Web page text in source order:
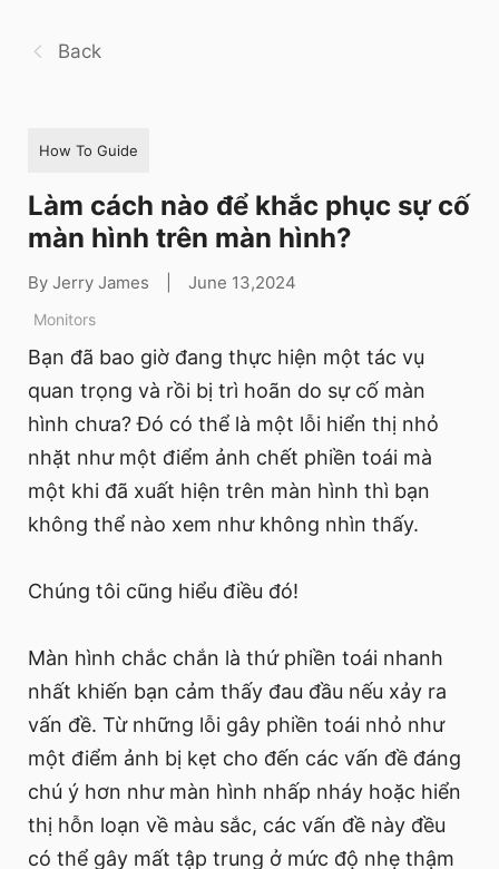
Back
How To Guide
Làm cách nào để khắc phục sự cố
màn hình trên màn hình?
By Jerry James June 13,2024
Monitors
Bạn đã bao giờ đang thực hiện một tác vụ
quan trọng và rồi bị trì hoãn do sự cố màn
hình chưa? Đó có thể là một lỗi hiển thị nhỏ
nhặt như một điểm ảnh chết phiền toái mà
một khi đã xuất hiện trên màn hình thì bạn
không thể nào xem như không nhìn thấy.
Chúng tôi cũng hiểu điều đó!
Màn hình chắc chắn là thứ phiền toái nhanh
nhất khiến bạn cảm thấy đau đầu nếu xảy ra
vấn đề. Từ những lỗi gây phiền toái nhỏ như
một điểm ảnh bị kẹt cho đến các vấn đề đáng
chú ý hơn như màn hình nhấp nháy hoặc hiển
thị hỗn loạn về màu sắc, các vấn đề này đều
có thể gây mất tập trung ở mức độ nhẹ thậm